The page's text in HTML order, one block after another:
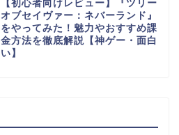
【初心者向けレビュー】『ツリー
オブセイヴァー：ネバーランド』
をやってみた！魅力やおすすめ課
金方法を徹底解説【神ゲー・面白
い】